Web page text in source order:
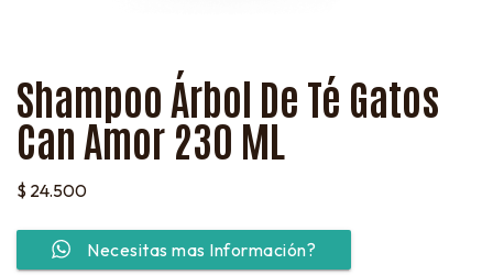
Shampoo Árbol De Té Gatos
Can Amor 230 ML
$ 24.500
Necesitas mas Información?